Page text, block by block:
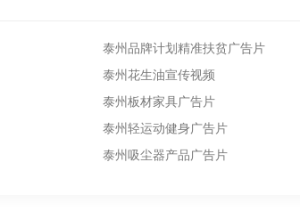
泰州品牌计划精准扶贫广告片
泰州花生油宣传视频
泰州板材家具广告片
泰州轻运动健身广告片
泰州吸尘器产品广告片